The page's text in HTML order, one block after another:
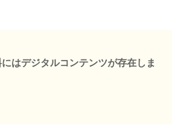
はデジタルコンテンツが存在しま